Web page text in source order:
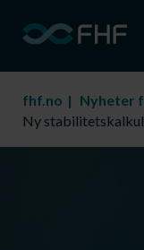
fhf.no
Nyheter